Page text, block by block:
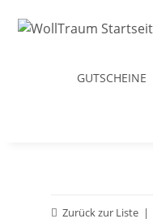
GUTSCHEINE
Zurück zur Liste